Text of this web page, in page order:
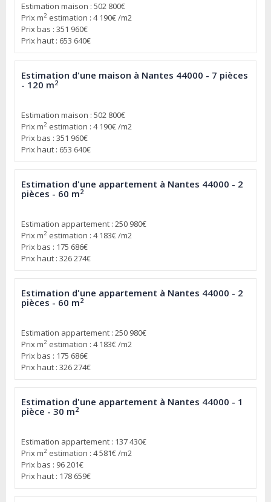
Estimation maison : 502 800€
Prix m2 estimation : 4 190€ /m2
Prix bas : 351 960€
Prix haut : 653 640€
Estimation d'une maison à Nantes 44000 - 7 pièces
- 120 m2
Estimation maison : 502 800€
Prix m2 estimation : 4 190€ /m2
Prix bas : 351 960€
Prix haut : 653 640€
Estimation d'une appartement à Nantes 44000 - 2
pièces - 60 m2
Estimation appartement : 250 980€
Prix m2 estimation : 4 183€ /m2
Prix bas : 175 686€
Prix haut : 326 274€
Estimation d'une appartement à Nantes 44000 - 2
pièces - 60 m2
Estimation appartement : 250 980€
Prix m2 estimation : 4 183€ /m2
Prix bas : 175 686€
Prix haut : 326 274€
Estimation d'une appartement à Nantes 44000 - 1
pièce - 30 m2
Estimation appartement : 137 430€
Prix m2 estimation : 4 581€ /m2
Prix bas : 96 201€
Prix haut : 178 659€